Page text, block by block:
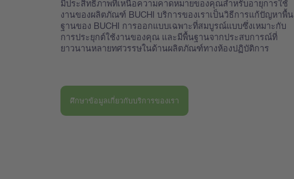
มีประสิทธิภาพที่เหนือความคาดหมายของคุณสำหรับอายุการใช้
งานของผลิตภัณฑ์ BUCHI บริการของเราเป็นวิธีการแก้ปัญหาพื้น
ฐานของ BUCHI การออกแบบเฉพาะที่สมบูรณ์แบบซึ่งเหมาะกับ
การประยุกต์ใช้งานของคุณ และมีพื้นฐานจากประสบการณ์ที่
ยาวนานหลายทศวรรษในด้านผลิตภัณฑ์ทางห้องปฏิบัติการ
ศึกษาข้อมูลเกี่ยวกับบริการของเรา